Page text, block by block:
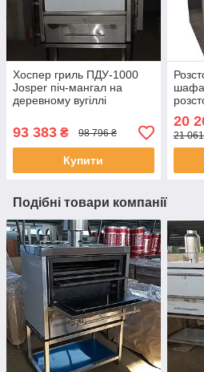
Хоспер гриль ПДУ-1000
Josper піч-мангал на
деревному вугіллі
93 383 ₴ 98 796 ₴
Купити
20
21
Подібні товари компанії